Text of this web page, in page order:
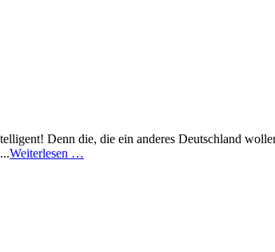
Denn die, die ein anderes Deutschland
Weiterlesen …